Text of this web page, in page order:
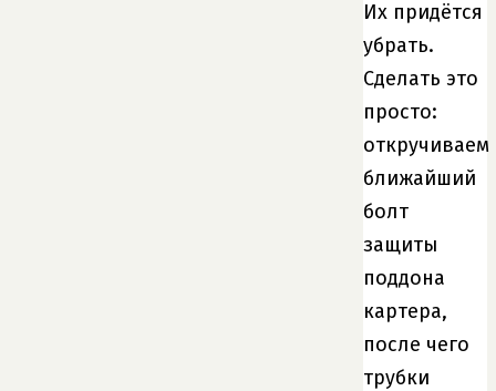
Их придётся
убрать.
Сделать это
просто:
откручиваем
ближайший
болт
защиты
поддона
картера,
после чего
трубки